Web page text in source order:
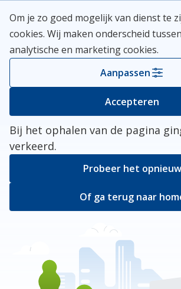
naar
inhoud
Meerlanden Logo
Kies je gemeente
Er ging iets mis
Bij het ophalen van de pagina
verkeerd.
Probeer het opnieuw
Of ga terug naar
Om je zo goed mogelijk van dienst te
cookies. Wij maken onderscheid
analytische en marketing cookies.
Aanpassen
Accepteren